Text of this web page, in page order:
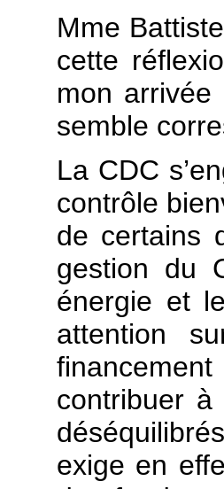
Mme
cette
mon arrivée
semble
La CDC
contrôle
de certains
gestion du
énergie et
attention
contribuer à
exige en